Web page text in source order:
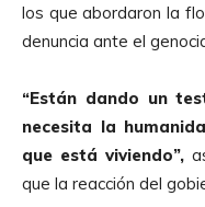
r
d
A
u
d
i
los que abordaron la
denuncia ante el
“Están dando un
necesita la
que está viviendo”,
que la reacción del